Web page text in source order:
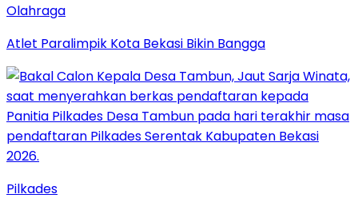
Olahraga
Atlet Paralimpik Kota Bekasi Bikin Bangga
Pilkades